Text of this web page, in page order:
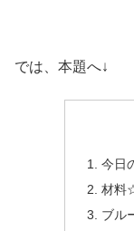
では、本題へ↓
今日
材料
ブル